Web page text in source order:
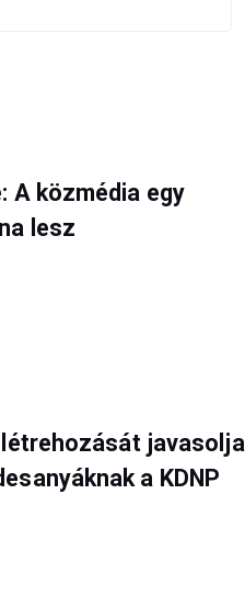
A közmédia egy
lesz
javasolja
a KDNP